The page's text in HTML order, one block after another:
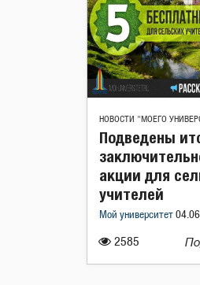
НОВОСТИ "МОЕГО
2585
Подведены
акции для
учителей
Мой университет